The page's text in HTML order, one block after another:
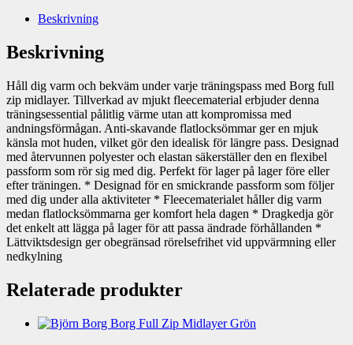
Beskrivning
Beskrivning
Håll dig varm och bekväm under varje träningspass med Borg full
zip midlayer. Tillverkad av mjukt fleecematerial erbjuder denna
träningsessential pålitlig värme utan att kompromissa med
andningsförmågan. Anti-skavande flatlocksömmar ger en mjuk
känsla mot huden, vilket gör den idealisk för längre pass. Designad
med återvunnen polyester och elastan säkerställer den en flexibel
passform som rör sig med dig. Perfekt för lager på lager före eller
efter träningen. * Designad för en smickrande passform som följer
med dig under alla aktiviteter * Fleecematerialet håller dig varm
medan flatlocksömmarna ger komfort hela dagen * Dragkedja gör
det enkelt att lägga på lager för att passa ändrade förhållanden *
Lättviktsdesign ger obegränsad rörelsefrihet vid uppvärmning eller
nedkylning
Relaterade produkter